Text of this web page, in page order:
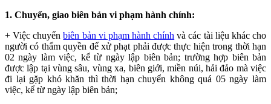
1. Chuyển, giao biên bản vi phạm hành chính:
+ Việc chuyểnbiên bản vi phạm hành chính và các tài liệu khác cho
người có thẩm quyền để xử phạt phải được thực hiện trong thời hạn
02 ngày làm việc, kể từ ngày lập biên bản; trường hợp biên bản
được lập tại vùng sâu, vùng xa, biên giới, miền núi, hải đảo mà việc
đi lại gặp khó khăn thì thời hạn chuyển không quá 05 ngày làm
việc, kể từ ngày lập biên bản;